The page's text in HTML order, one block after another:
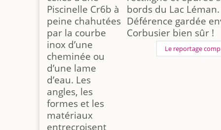
Piscinelle Cr6b à
peine chahutées
par la courbe
inox d’une
cheminée ou
d’une lame
d’eau. Les
angles, les
formes et les
matériaux
entrecroisent
bords du Lac Léman.
Déférence gardée
Corbusier bien sûr !
Le reportage